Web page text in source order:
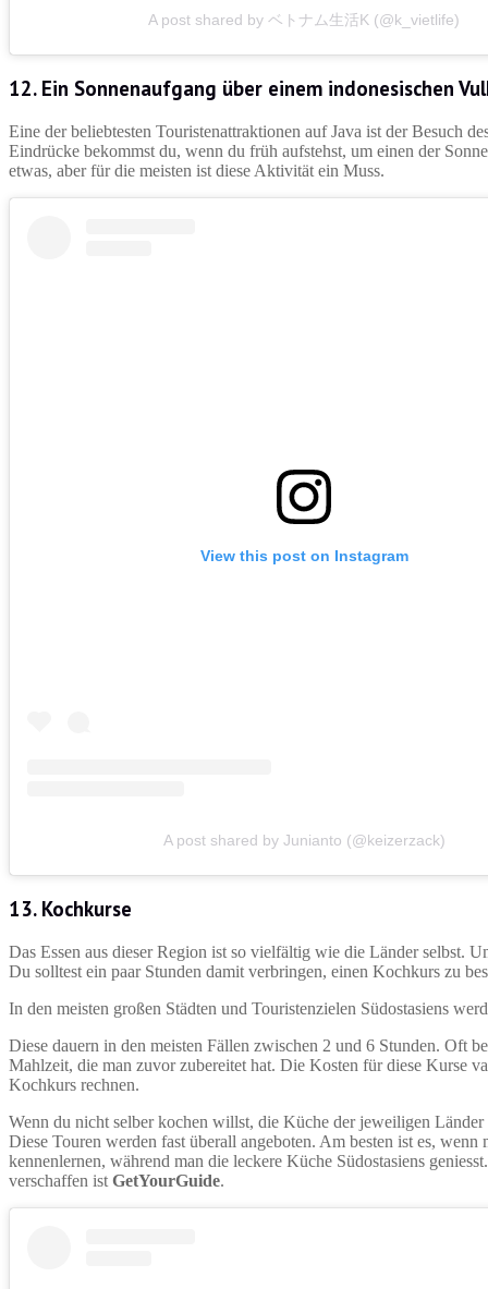
A post shared by ベトナム生活K (@k_vietlife)
12. Ein Sonnenaufgang über einem indonesischen
Eine der beliebtesten Touristenattraktionen auf Java ist der Besuch
Eindrücke bekommst du, wenn du früh aufstehst, um einen der
etwas, aber für die meisten ist diese Aktivität ein Muss.
View this post on Instagram
A post shared by Junianto (@keizerzack)
13. Kochkurse
Das Essen aus dieser Region ist so vielfältig wie die Länder selbst.
Du solltest ein paar Stunden damit verbringen, einen Kochkurs zu
In den meisten großen Städten und Touristenzielen Südostasiens
Diese dauern in den meisten Fällen zwischen 2 und 6 Stunden. Oft
Mahlzeit, die man zuvor zubereitet hat. Die Kosten für diese Kurse
Kochkurs rechnen.
Wenn du nicht selber kochen willst, die Küche der jeweiligen
Diese Touren werden fast überall angeboten. Am besten ist es,
kennenlernen, während man die leckere Küche Südostasiens
verschaffen ist GetYourGuide.